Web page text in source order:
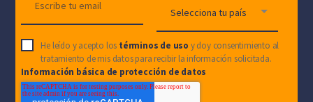
He leído y acepto los términos de uso y doy consentimiento al
tratamiento de mis datos para recibir la información solicitada.
Información básica de protección de datos